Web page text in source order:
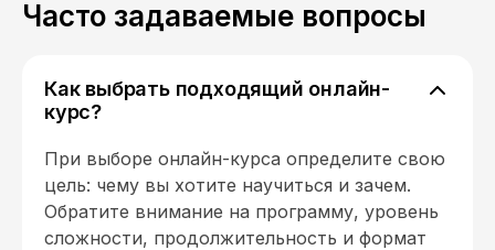
Часто задаваемые вопросы
Как выбрать подходящий онлайн-
курс?
При выборе онлайн-курса определите свою
цель: чему вы хотите научиться и зачем.
Обратите внимание на программу, уровень
сложности, продолжительность и формат